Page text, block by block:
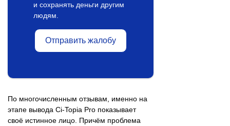
и сохранять деньги другим
людям.
Отправить жалобу
По многочисленным отзывам, именно на
этапе вывода Ci-Topia Pro показывает
своё истинное лицо. Причём проблема